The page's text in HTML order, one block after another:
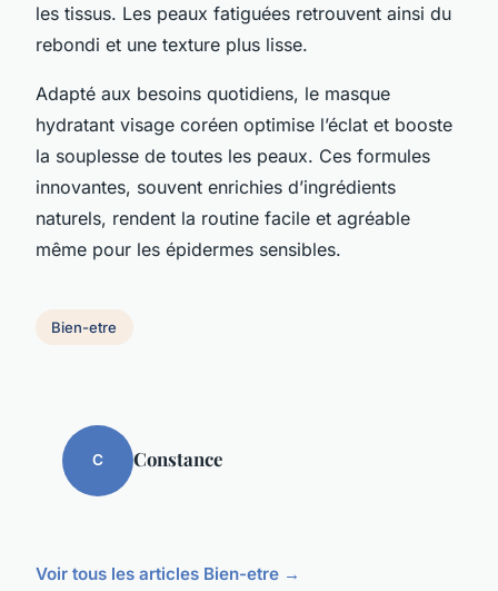
les tissus. Les peaux fatiguées retrouvent ainsi du
rebondi et une texture plus lisse.
Adapté aux besoins quotidiens, le masque
hydratant visage coréen optimise l’éclat et booste
la souplesse de toutes les peaux. Ces formules
innovantes, souvent enrichies d’ingrédients
naturels, rendent la routine facile et agréable
même pour les épidermes sensibles.
Bien-etre
C Constance
Voir tous les articles Bien-etre →